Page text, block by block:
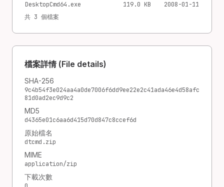
DesktopCmd64.exe
119.0 KB
2008-01-11
共 3 個檔案
檔案詳情 (File details)
SHA-256
9c4b54f3e024aa4a0de7006f6dd9ee22e2c41ada46e4d58afc
81d0ad2ec9d9c2
MD5
d4365e01c6aa6d415d70d847c8ccef6d
原始檔名
dtcmd.zip
MIME
application/zip
下載次數